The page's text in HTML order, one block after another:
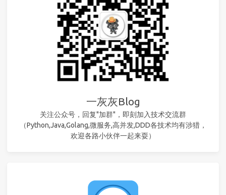
一灰灰Blog
关注公众号，回复"加群"，即刻加入技术交流群
（Python,Java,Golang,微服务,高并发,DDD各技术均有涉猎，
欢迎各路小伙伴一起来耍）